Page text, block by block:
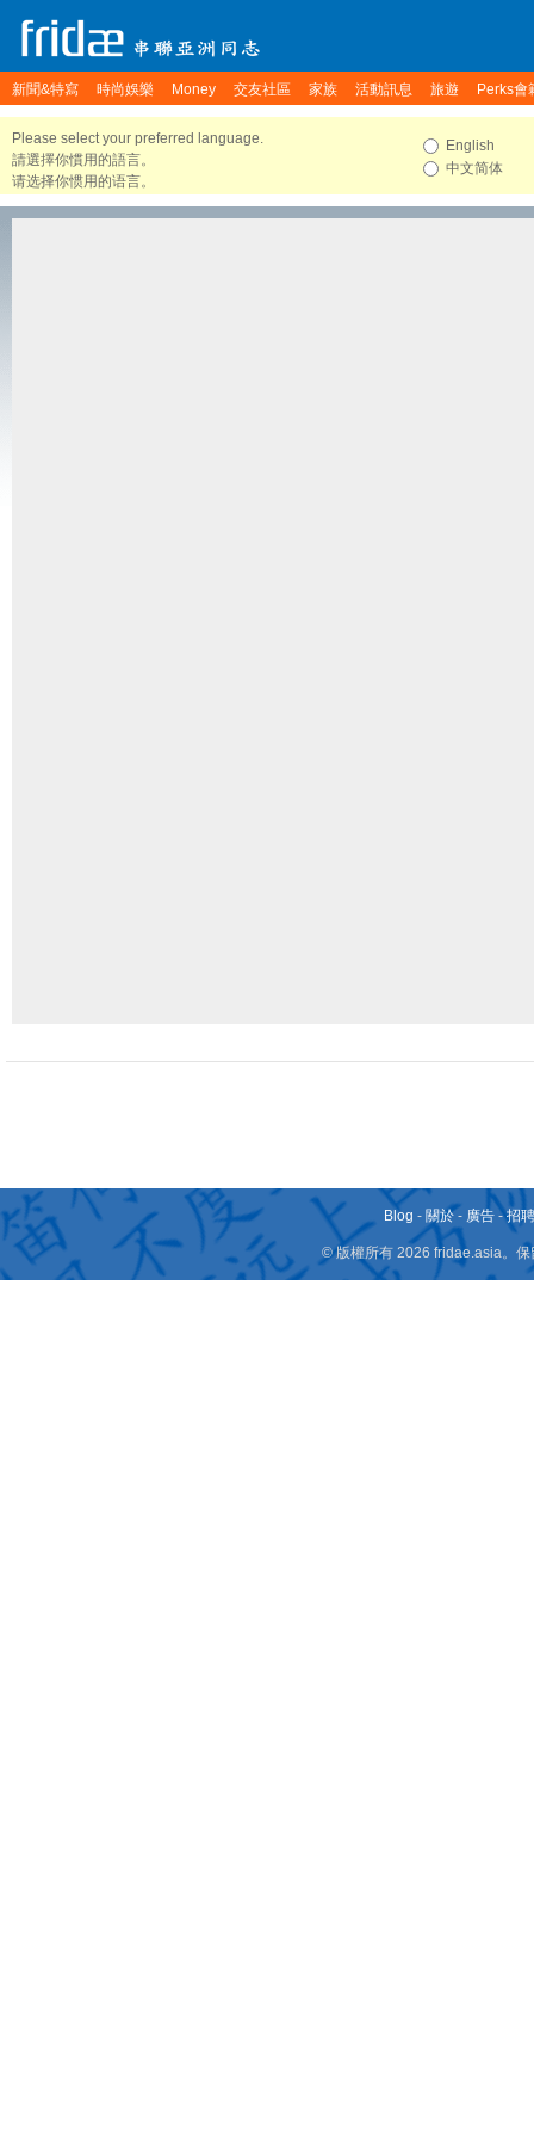
新聞&特寫 時尚娛樂 Money 交友社區 家族 活動訊息 旅遊 Perks會
Please select your preferred language.
請選擇你慣用的語言。
请选择你惯用的语言。
English
中文简体
Blog - 關於 - 廣告 -招
© 版權所有 2026 fridae.asia。